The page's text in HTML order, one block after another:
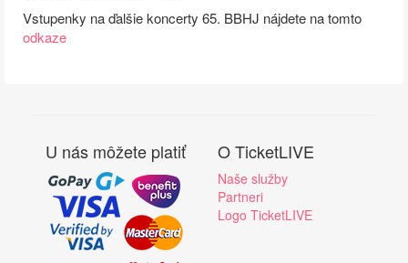
Vstupenky na ďalšie koncerty 65. BBHJ nájdete na tomto
odkaze
U nás môžete platiť O TicketLIVE
Naše služby
Partneri
Logo TicketLIVE